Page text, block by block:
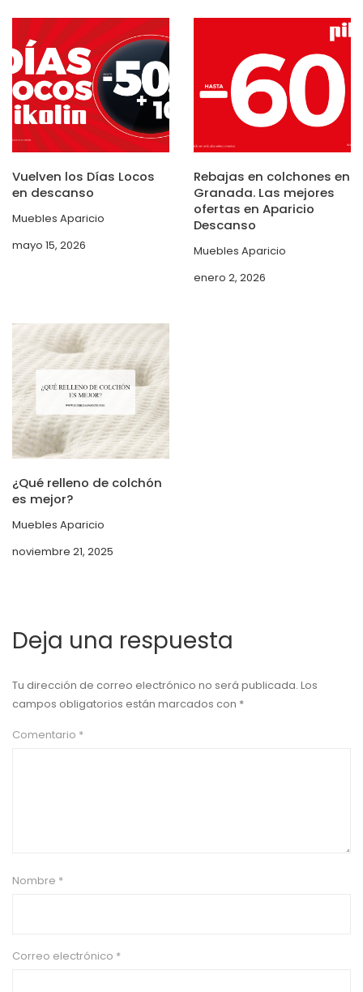
Vuelven los Días Locos
en descanso
Muebles Aparicio
mayo 15, 2026
Rebajas en colchones en
Granada. Las mejores
ofertas en Aparicio
Descanso
Muebles Aparicio
enero 2, 2026
¿Qué relleno de colchón
es mejor?
Muebles Aparicio
noviembre 21, 2025
Deja una respuesta
Tu dirección de correo electrónico no será publicada. Los
campos obligatorios están marcados con *
Comentario *
Nombre *
Correo electrónico *